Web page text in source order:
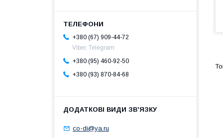
+380 (67) 909-44-72
Viber, Telegram
+380 (95) 460-92-50
+380 (93) 870-84-68
co-di@ya.ru